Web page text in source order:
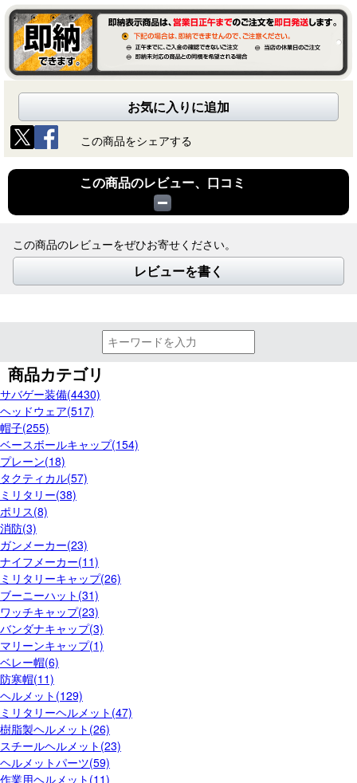
お気に入りに追加
この商品をシェアする
この商品のレビュー、口コミ
この商品のレビューをぜひお寄せください。
レビューを書く
商品カテゴリ
サバゲー装備(4430)
ヘッドウェア(517)
帽子(255)
ベースボールキャップ(154)
プレーン(18)
タクティカル(57)
ミリタリー(38)
ポリス(8)
消防(3)
ガンメーカー(23)
ナイフメーカー(11)
ミリタリーキャップ(26)
ブーニーハット(31)
ワッチキャップ(23)
バンダナキャップ(3)
マリーンキャップ(1)
ベレー帽(6)
防寒帽(11)
ヘルメット(129)
ミリタリーヘルメット(47)
樹脂製ヘルメット(26)
スチールヘルメット(23)
ヘルメットパーツ(59)
作業用ヘルメット(11)